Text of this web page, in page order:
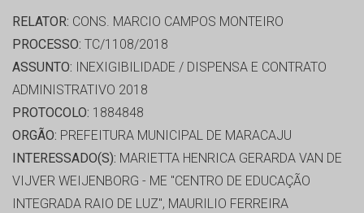
RELATOR: CONS. MARCIO CAMPOS MONTEIRO
PROCESSO: TC/1108/2018
ASSUNTO: INEXIGIBILIDADE / DISPENSA E CONTRATO
ADMINISTRATIVO 2018
PROTOCOLO: 1884848
ORGÃO: PREFEITURA MUNICIPAL DE MARACAJU
INTERESSADO(S): MARIETTA HENRICA GERARDA VAN DE
VIJVER WEIJENBORG - ME "CENTRO DE EDUCAÇÃO
INTEGRADA RAIO DE LUZ", MAURILIO FERREIRA